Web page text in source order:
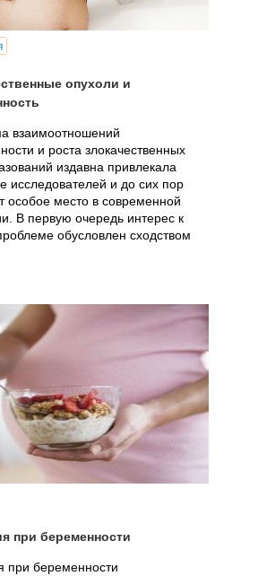
опухоли и
взаимоотношений
и роста злокачественных
издавна привлекала
исследователей и до сих пор
особое место в современной
В первую очередь интерес к
обусловлен сходством
при беременности
при беременности